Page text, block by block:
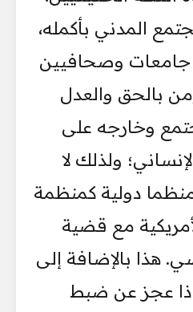
المدني بأكمله،
جامعات وصحافيين
بالحق والعدل
وخارجه على
ولذلك لا
دولية كمنظمة
مع قضية
هذا بالإضافة إلى
إذا عجز عن ضبط